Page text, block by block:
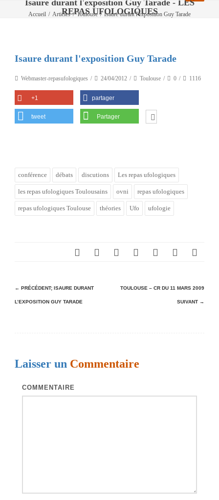
Isaure durant l'exposition Guy Tarade - LES
REPAS UFOLOGIQUES
Accueil / Articles / Toulouse / Isaure durant l'exposition Guy Tarade
Isaure durant l'exposition Guy Tarade
Webmaster-repasufologiques 24/04/2012 Toulouse 0 1116
+1 partager
tweet Partager
conférence débats discutions Les repas ufologiques
les repas ufologiques Toulousains ovni repas ufologiques
repas ufologiques Toulouse théories Ufo ufologie
N
a
a
← PRÉCÉDENT; ISAURE DURANT
L’EXPOSITION GUY TARADE
TOULOUSE – CR DU 11 MARS 2009
SUIVANT →
Laisser un Commentaire
COMMENTAIRE